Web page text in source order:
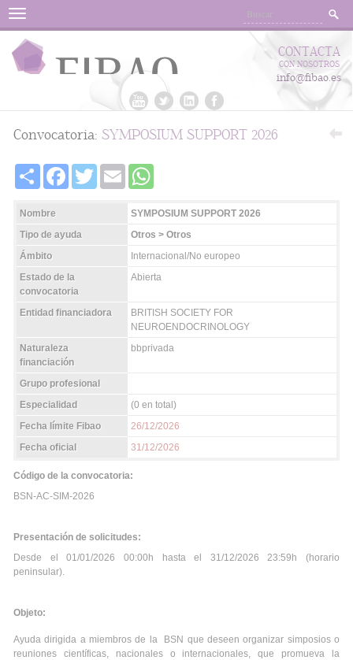
Menu
CONTACTA
CON NOSOTROS
info@fibao.es
Convocatoria: SYMPOSIUM SUPPORT 2026
Share FacebookTwitter Email
Nombre
SYMPOSIUM SUPPORT 2026
Tipo de ayuda
Otros > Otros
Ámbito
Internacional/No europeo
Estado de la
convocatoria
Abierta
Entidad financiadora
BRITISH SOCIETY FOR
NEUROENDOCRINOLOGY
Naturaleza
financiación
bbprivada
Grupo profesional
Especialidad
(0 en total)
Fecha límite Fibao
26/12/2026
Fecha oficial
31/12/2026
Código de la convocatoria:
BSN-AC-SIM-2026
Presentación de solicitudes:
Desde el 01/01/2026 00:00h hasta el 31/12/2026 23:59h (horario
peninsular).
Objeto:
Ayuda dirigida a miembros de la BSN que deseen organizar simposios o
reuniones científicas, nacionales o internacionales, que promueva la